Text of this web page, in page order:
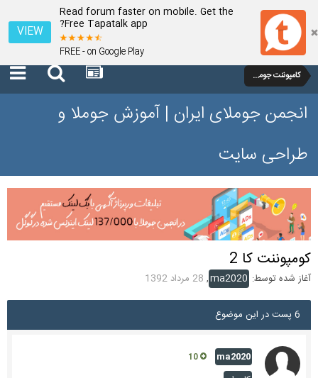
Read forum faster on mobile. Get the
Free Tapatalk app?
FREE - on Google Play
VIEW
کامپوننت جوملا 1.7 و 2.5
انجمن جوملای ایران | آموزش جوملا و
طراحی سایت
کومپوننت کا 2
آغاز شده توسط: ma2020
, 28 مرداد 1392
6 پست در این موضوع
ma2020